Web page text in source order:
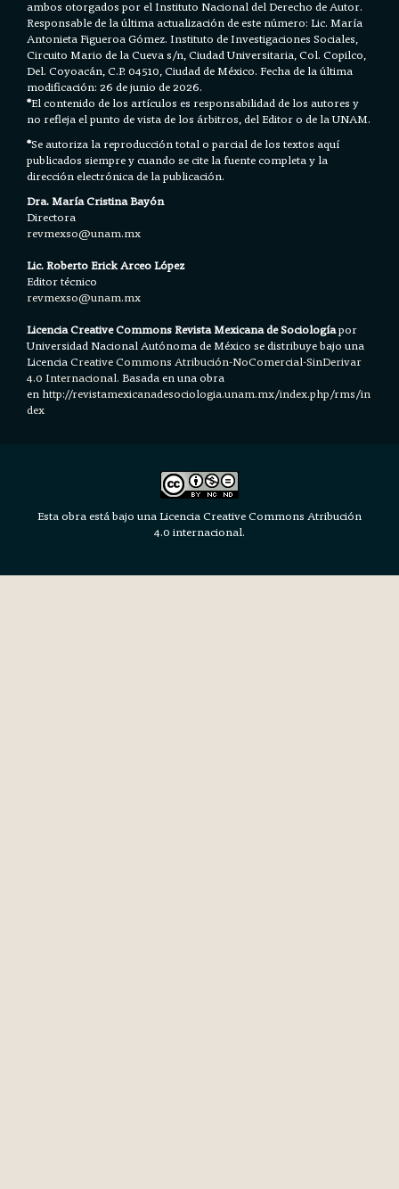
ambos otorgados por el Instituto Nacional del Derecho de Autor.
Responsable de la última actualización de este número: Lic. María
Antonieta Figueroa Gómez. Instituto de Investigaciones Sociales,
Circuito Mario de la Cueva s/n, Ciudad Universitaria, Col. Copilco,
Del. Coyoacán, C.P. 04510, Ciudad de México. Fecha de la última
modificación: 26 de junio de 2026.
*El contenido de los artículos es responsabilidad de los autores y
no refleja el punto de vista de los árbitros, del Editor o de la UNAM.
*Se autoriza la reproducción total o parcial de los textos aquí
publicados siempre y cuando se cite la fuente completa y la
dirección electrónica de la publicación.
Dra. María Cristina Bayón
Directora
revmexso@unam.mx
Lic. Roberto Erick Arceo López
Editor técnico
revmexso@unam.mx
Licencia Creative Commons Revista Mexicana de Sociologíapor
Universidad Nacional Autónoma de México se distribuye bajo una
LicenciaCreative Commons Atribución-NoComercial-SinDerivar
4.0 Internacional.Basada en una obra
en http://revistamexicanadesociologia.unam.mx/index.php/rms/in
dex
Esta obra está bajo una Licencia Creative Commons Atribución
4.0 internacional.